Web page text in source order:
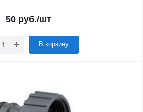
50 руб./шт
В корзину